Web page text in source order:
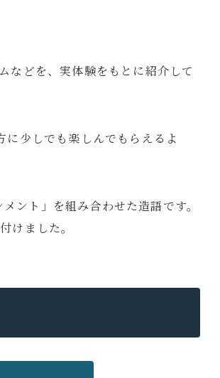
スコンピューター ラウンジ 商品レビュー
などを、実体験をもとに紹介して
少しでも楽しんでもらえるよ
ント」を組み合わせた造語です。
けました。